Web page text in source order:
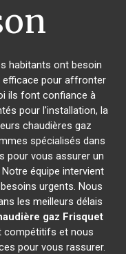
habitants ont besoin
efficace pour affronter
ils font confiance à
pour l'installation, la
chaudières gaz
spécialisés dans
pour vous assurer un
équipe intervient
urgents. Nous
les meilleurs délais
gaz Frisquet
compétitifs et nous
pour vous rassurer.